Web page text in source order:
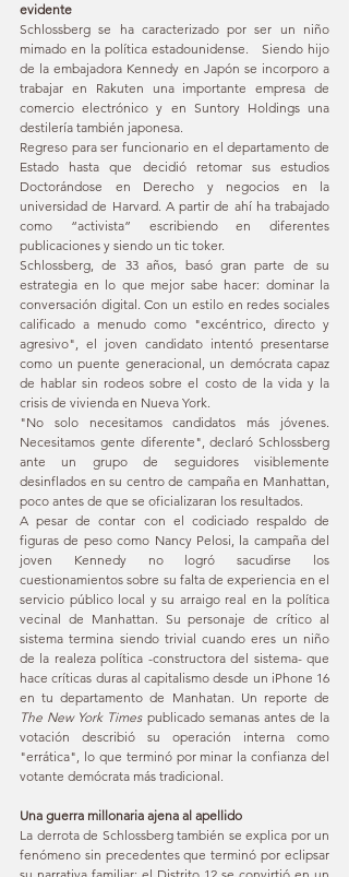
evidente
Schlossberg se ha caracterizado por ser un niño
mimado en la política estadounidense.   Siendo hijo
de la embajadora Kennedy en Japón se incorporo a
trabajar en Rakuten una importante empresa de
comercio electrónico y en Suntory Holdings una
destilería también japonesa.
Regreso para ser funcionario en el departamento de
Estado hasta que decidió retomar sus estudios
Doctorándose en Derecho y negocios en la
universidad de Harvard. A partir de ahí ha trabajado
como “activista” escribiendo en diferentes
publicaciones y siendo un tic toker.
Schlossberg, de 33 años, basó gran parte de su
estrategia en lo que mejor sabe hacer: dominar la
conversación digital. Con un estilo en redes sociales
calificado a menudo como "excéntrico, directo y
agresivo", el joven candidato intentó presentarse
como un puente generacional, un demócrata capaz
de hablar sin rodeos sobre el costo de la vida y la
crisis de vivienda en Nueva York.
"No solo necesitamos candidatos más jóvenes.
Necesitamos gente diferente", declaró Schlossberg
ante un grupo de seguidores visiblemente
desinflados en su centro de campaña en Manhattan,
poco antes de que se oficializaran los resultados.
A pesar de contar con el codiciado respaldo de
figuras de peso como Nancy Pelosi, la campaña del
joven Kennedy no logró sacudirse los
cuestionamientos sobre su falta de experiencia en el
servicio público local y su arraigo real en la política
vecinal de Manhattan. Su personaje de crítico al
sistema termina siendo trivial cuando eres un niño
de la realeza política -constructora del sistema- que
hace críticas duras al capitalismo desde un iPhone 16
The New York Times publicado semanas antes de la
votación describió su operación interna como
"errática", lo que terminó por minar la confianza del
votante demócrata más tradicional.
Una guerra millonaria ajena al apellido
La derrota de Schlossberg también se explica por un
fenómeno sin precedentes que terminó por eclipsar